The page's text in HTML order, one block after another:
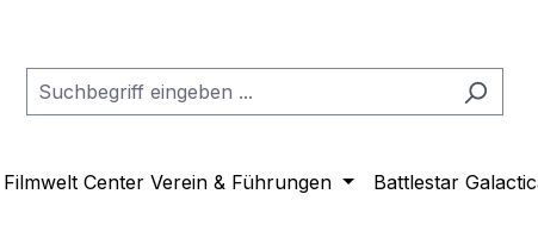
Filmwelt Center Verein & Führungen Battlestar